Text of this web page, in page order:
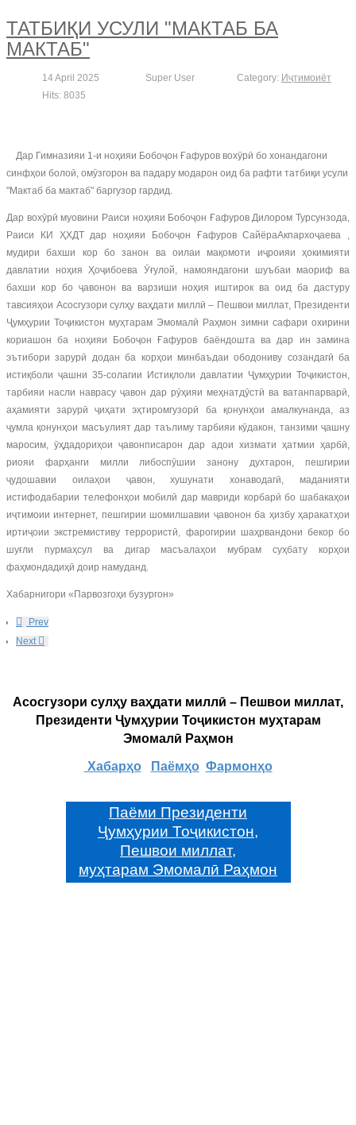
ТАТБИҚИ УСУЛИ "МАКТАБ БА
МАКТАБ"
14 April 2025 Super User Category: Иҷтимоиёт
Hits: 8035
Дар Гимназияи 1-и ноҳияи Бобоҷон Ғафуров вохӯрӣ бо хонандагони
синфҳои болоӣ, омӯзгорон ва падару модарон оид ба рафти татбиқи усули
"Мактаб ба мактаб" баргузор гардид.
Дар вохӯрӣ муовини Раиси ноҳияи Бобоҷон Ғафуров Дилором Турсунзода,
Раиси КИ ҲХДТ дар ноҳияи Бобоҷон Ғафуров СайёраАкпархоҷаева ,
мудири бахши кор бо занон ва оилаи мақомоти иҷроияи ҳокимияти
давлатии ноҳия Ҳоҷибоева Ӯғулой, намояндагони шуъбаи маориф ва
бахши кор бо ҷавонон ва варзиши ноҳия иштирок ва оид ба дастуру
тавсияҳои Асосгузори сулҳу ваҳдати миллӣ – Пешвои миллат, Президенти
Ҷумҳурии Тоҷикистон муҳтарам Эмомалӣ Раҳмон зимни сафари охирини
кориашон ба ноҳияи Бобоҷон Ғафуров баёндошта ва дар ин замина
эътибори зарурӣ додан ба корҳои минбаъдаи ободониву созандагӣ ба
истиқболи ҷашни 35-солагии Истиқлоли давлатии Ҷумҳурии Тоҷикистон,
тарбияи насли наврасу ҷавон дар рӯҳияи меҳнатдӯстӣ ва ватанпарварӣ,
аҳамияти зарурӣ ҷиҳати эҳтиромгузорӣ ба қонунҳои амалкунанда, аз
ҷумла қонунҳои масъулият дар таълиму тарбияи кӯдакон, танзими ҷашну
маросим, ӯҳдадориҳои ҷавонписарон дар адои хизмати ҳатмии ҳарбӣ,
риояи фарҳанги милли либоспӯшии занону духтарон, пешгирии
ҷудошавии оилаҳои ҷавон, хушунати хонаводагӣ, маданияти
истифодабарии телефонҳои мобилӣ дар мавриди корбарӣ бо шабакаҳои
иҷтимоии интернет, пешгирии шомилшавии ҷавонон ба ҳизбу ҳаракатҳои
иртиҷоии экстремистиву террористӣ, фарогирии шаҳрвандони бекор бо
шуғли пурмаҳсул ва дигар масъалаҳои мубрам суҳбату корҳои
фаҳмондадиҳӣ доир намуданд.
Хабарнигори «Парвозгоҳи бузургон»
Prev
Next
Асосгузори сулҳу ваҳдати миллӣ – Пешвои миллат,
Президенти Ҷумҳурии Тоҷикистон муҳтарам
Эмомалӣ Раҳмон
Хабарҳо Паёмҳо Фармонҳо
Паёми Президенти
Ҷумҳурии Тоҷикистон,
Пешвои миллат,
муҳтарам Эмомалӣ Раҳмон